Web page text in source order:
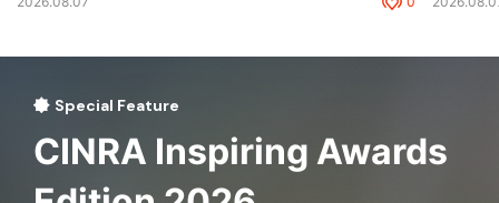
Special Feature
CINRA Inspiring Awards